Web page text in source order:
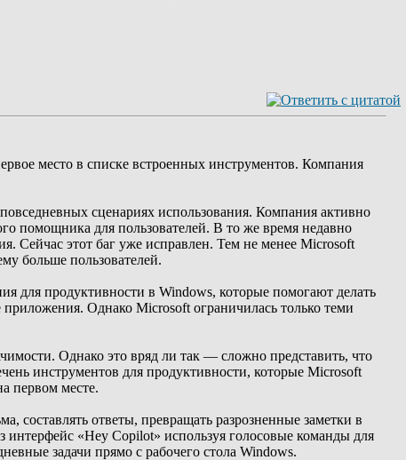
место в списке встроенных инструментов. Компания
сценариях использования. Компания активно
помощника для пользователей. В то же время недавно
Сейчас этот баг уже исправлен. Тем не менее Microsoft
больше пользователей.
для продуктивности в Windows, которые помогают делать
Однако Microsoft ограничилась только теми
Однако это вряд ли так — сложно представить, что
инструментов для продуктивности, которые Microsoft
первом месте.
составлять ответы, превращать разрозненные заметки в
«Hey Copilot» используя голосовые команды для
задачи прямо с рабочего стола Windows.